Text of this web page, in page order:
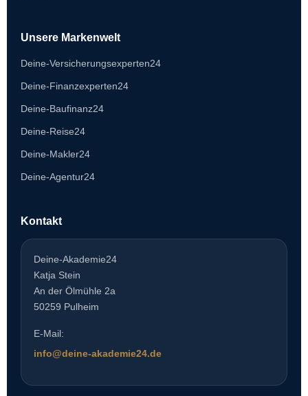
Unsere Markenwelt
Deine-Versicherungsexperten24
Deine-Finanzexperten24
Deine-Baufinanz24
Deine-Reise24
Deine-Makler24
Deine-Agentur24
Kontakt
Deine-Akademie24
Katja Stein
An der Ölmühle 2a
50259 Pulheim
E-Mail:
info@deine-akademie24.de